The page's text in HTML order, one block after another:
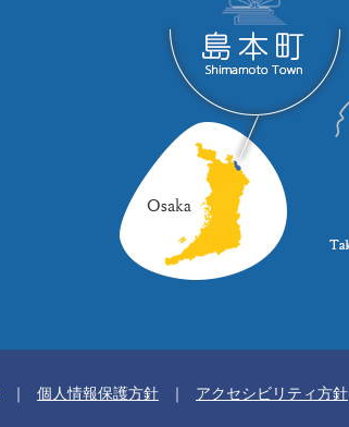
個人情報保護方針 アクセシビリティ方針